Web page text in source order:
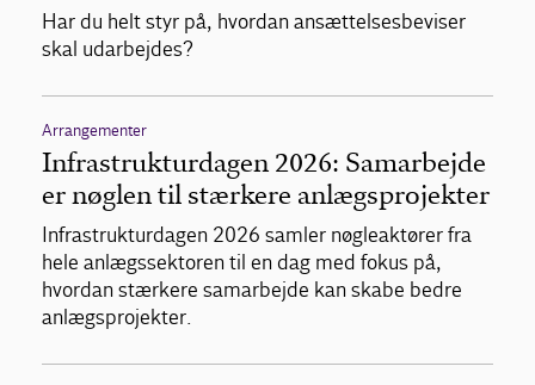
Har du helt styr på, hvordan ansættelsesbeviser
skal udarbejdes?
Arrangementer
Infrastrukturdagen 2026: Samarbejde
er nøglen til stærkere anlægsprojekter
Infrastrukturdagen 2026 samler nøgleaktører fra
hele anlægssektoren til en dag med fokus på,
hvordan stærkere samarbejde kan skabe bedre
anlægsprojekter.